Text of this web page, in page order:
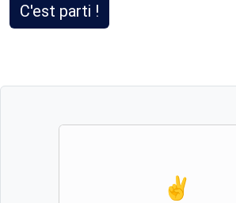
C'est parti !
✌️